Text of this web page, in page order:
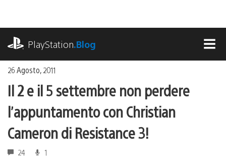
contenuto
PlayStation.Blog
26 Agosto, 2011
Il 2 e il 5 settembre non perdere
l’appuntamento con Christian
Cameron di Resistance 3!
24 1